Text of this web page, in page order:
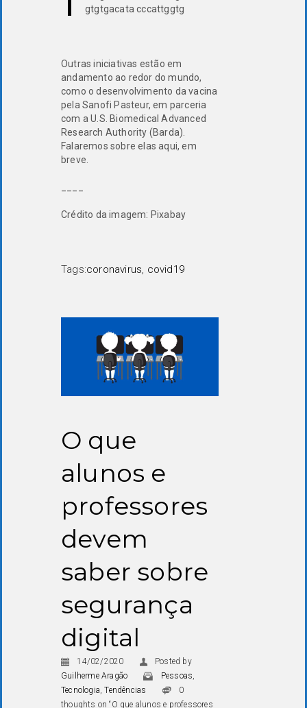
gtgtgacata cccattggtg
Outras iniciativas estão em
andamento ao redor do mundo,
como o desenvolvimento da vacina
pela Sanofi Pasteur, em parceria
com a U.S. Biomedical Advanced
Research Authority (Barda).
Falaremos sobre elas aqui, em
breve.
Crédito da imagem: Pixabay
Tags:coronavirus, covid19
O que
alunos e
professores
devem
saber sobre
segurança
digital
14/02/2020
Posted by
Guilherme Aragão
Pessoas,
Tecnologia,Tendências
0
thoughts on “O que alunos e professores